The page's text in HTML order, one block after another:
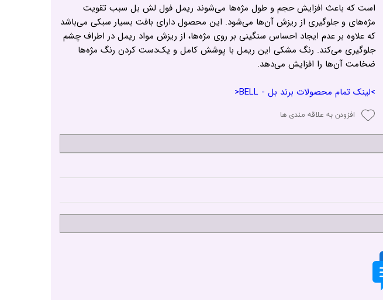
است که باعث افزایش حجم و طول مژه‌ها می‌شوند ریمل فول لش بل سبب تقویت
مژه‌های و جلوگیری از ریزش آن‌ها می‌شود. این محصول دارای بافت بسیار سبکی می‌باشد
که علاوه بر عدم ایجاد احساس سنگینی بر روی مژه‌ها، از ریزش مواد ریمل در اطراف چشم
جلوگیری می‌کند. رنگ مشکی این ریمل با پوشش کامل و یک‌دست کردن رنگ مژه‌ها
ضخامت آن‌ها را افزایش می‌دهد.
>لینک تمام محصولات برند بل - BELL<
افزودن به علاقه مندی ها